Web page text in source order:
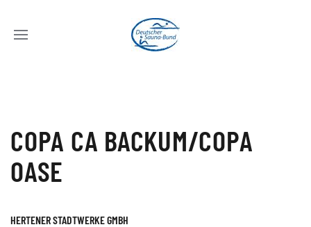
COPA CA BACKUM/COPA
OASE
HERTENER STADTWERKE GMBH